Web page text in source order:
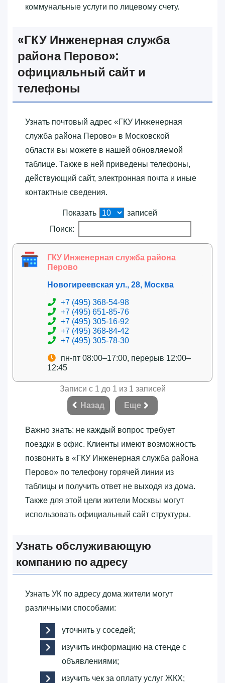
коммунальные услуги по лицевому счету.
«‎ГКУ Инженерная служба
района Перово»‎:
официальный сайт и
телефоны
Узнать почтовый адрес «‎ГКУ Инженерная
служба района Перово»‎ в Московской
области вы можете в нашей обновляемой
таблице. Также в ней приведены телефоны,
действующий сайт, электронная почта и иные
контактные сведения.
Показать
записей
Поиск:
ГКУ Инженерная служба района
Перово
Новогиреевская ул., 28, Москва
+7 (495) 368-54-98
+7 (495) 651-85-76
+7 (495) 305-16-92
+7 (495) 368-84-42
+7 (495) 305-78-30
пн-пт 08:00–17:00, перерыв 12:00–
12:45
Записи с 1 до 1 из 1 записей
Назад
Еще
Важно знать: не каждый вопрос требует
поездки в офис. Клиенты имеют возможность
позвонить в «‎ГКУ Инженерная служба района
Перово»‎ по телефону горячей линии из
таблицы и получить ответ не выходя из дома.
Также для этой цели жители Москвы могут
использовать официальный сайт структуры.
Узнать обслуживающую
компанию по адресу
Узнать УК по адресу дома жители могут
различными способами:
уточнить у соседей;
изучить информацию на стенде с
объявлениями;
изучить чек за оплату услуг ЖКХ;